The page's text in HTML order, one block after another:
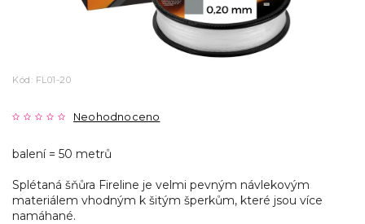
Kód: FL01-20
Neohodnoceno
balení = 50 metrů
Splétaná šňůra Fireline je velmi pevným návlekovým
materiálem vhodným k šitým šperkům, které jsou více
namáhané.